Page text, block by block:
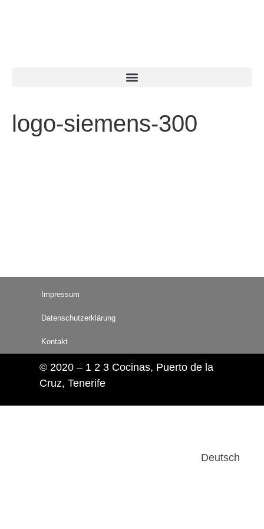
logo-siemens-300
Impressum
Datenschutzerklärung
Kontakt
© 2020 – 1 2 3 Cocinas, Puerto de la
Cruz, Tenerife
Deutsch